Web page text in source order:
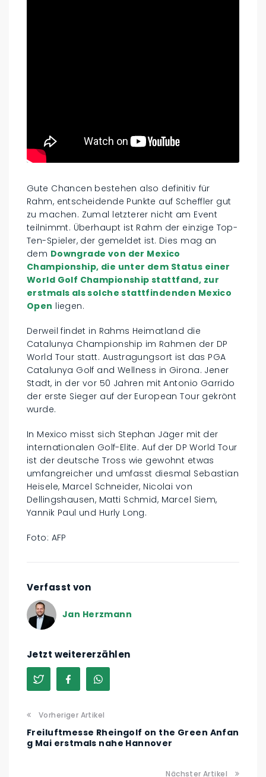
Gute Chancen bestehen also definitiv für
Rahm, entscheidende Punkte auf Scheffler gut
zu machen. Zumal letzterer nicht am Event
teilnimmt. Überhaupt ist Rahm der einzige Top-
Ten-Spieler, der gemeldet ist. Dies mag an
dem Downgrade von der Mexico
Championship, die unter dem Status einer
World Golf Championship stattfand, zur
erstmals als solche stattfindenden Mexico
Open liegen.
Derweil findet in Rahms Heimatland die
Catalunya Championship im Rahmen der DP
World Tour statt. Austragungsort ist das PGA
Catalunya Golf and Wellness in Girona. Jener
Stadt, in der vor 50 Jahren mit Antonio Garrido
der erste Sieger auf der European Tour gekrönt
wurde.
In Mexico misst sich Stephan Jäger mit der
internationalen Golf-Elite. Auf der DP World Tour
ist der deutsche Tross wie gewohnt etwas
umfangreicher und umfasst diesmal Sebastian
Heisele, Marcel Schneider, Nicolai von
Dellingshausen, Matti Schmid, Marcel Siem,
Yannik Paul und Hurly Long.
Foto: AFP
Verfasst von
Jan Herzmann
Jetzt weitererzählen
Vorheriger Artikel
Freiluftmesse Rheingolf on the Green Anfan
g Mai erstmals nahe Hannover
Nächster Artikel